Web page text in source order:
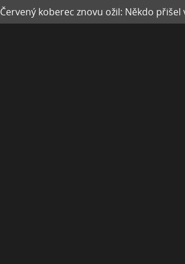
Červený koberec znovu ožil: Někdo